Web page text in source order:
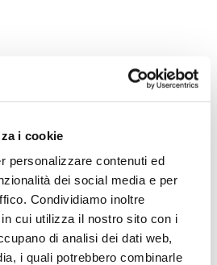
i cookie
personalizzare contenuti ed
dei social media e per
Condividiamo inoltre
cui utilizza il nostro sito con i
di analisi dei dati web,
i quali potrebbero combinarle